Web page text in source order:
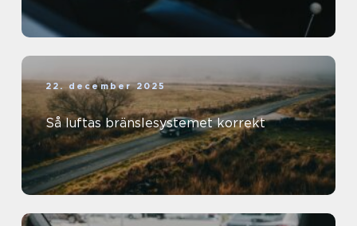
22. december 2025
Så luftas bränslesystemet korrekt